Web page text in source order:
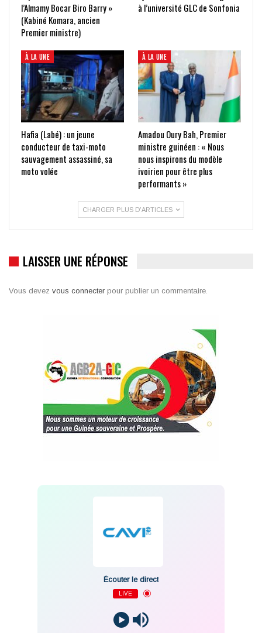
l’Almamy Bocar Biro Barry »
(Kabiné Komara, ancien
Premier ministre)
à l’université GLC de Sonfonia
À LA UNE
Hafia (Labé) : un jeune
conducteur de taxi-moto
sauvagement assassiné, sa
moto volée
À LA UNE
Amadou Oury Bah, Premier
ministre guinéen : « Nous
nous inspirons du modèle
ivoirien pour être plus
performants »
CHARGER PLUS D'ARTICLES
LAISSER UNE RÉPONSE
Vous devez vous connecter pour publier un commentaire.
Écouter le direct
LIVE